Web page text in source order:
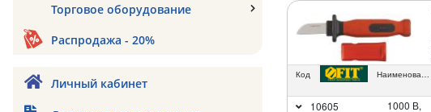
Торговое оборудование
Распродажа - 20%
Личный кабинет
Код Наименование
10605
1000 В,